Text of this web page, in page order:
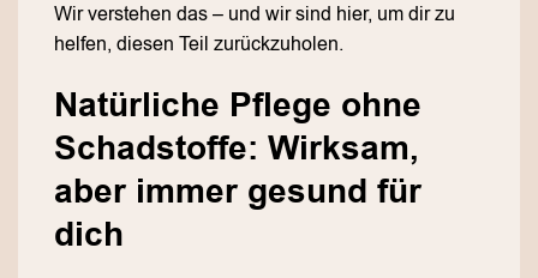
Wir verstehen das – und wir sind hier, um dir zu
helfen, diesen Teil zurückzuholen.
Natürliche Pflege ohne
Schadstoffe: Wirksam,
aber immer gesund für
dich